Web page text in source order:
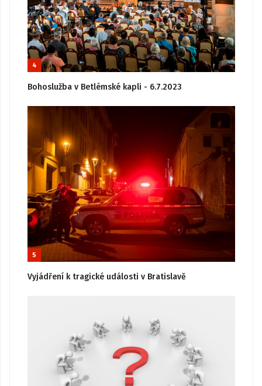
4
Bohoslužba v Betlémské kapli - 6.7.2023
5
Vyjádření k tragické události v Bratislavě